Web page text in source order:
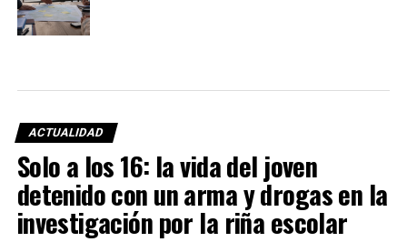
ACTUALIDAD
Solo a los 16: la vida del joven
detenido con un arma y drogas en la
investigación por la riña escolar